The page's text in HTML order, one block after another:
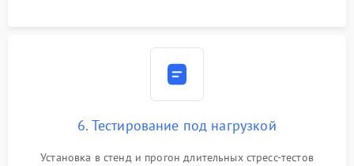
6. Тестирование под нагрузкой
Установка в стенд и прогон длительных стресс-тестов